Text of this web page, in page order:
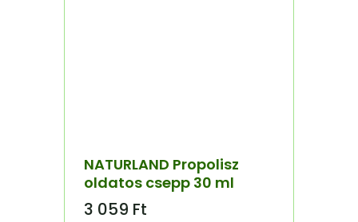
NATURLAND Propolisz
oldatos csepp 30 ml
3 059 Ft